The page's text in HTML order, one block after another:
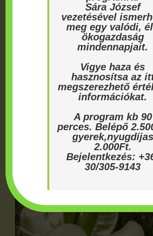
Szárazságtűrő növények ÚJ
Télálló gyümölcstermők
Trópusi növények
Vizinövény kerti tóba
Zöldségpalánták
Sára József
vezetésével
meg egy valódi,
ökogazdaság
mindennapjait.
Vigye haza és
hasznosítsa az
megszerezhető
információkat.
A program kb 90
perces. Belépő
gyerek,nyugdíjas
2.000Ft.
Bejelentkezés:
30/305-9143